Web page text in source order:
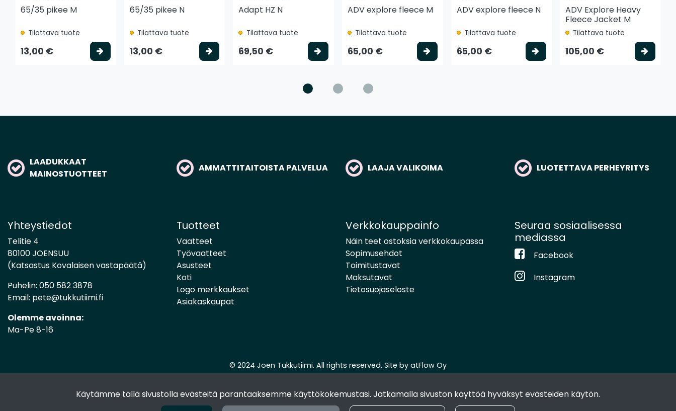
Käytämme tällä sivustolla evästeitä parantaaksemme käyttökokemustasi. Jatkamalla sivuston käyttöä hyväksyt evästeiden käytön.
65/35 pikee M
Tilattava tuote
13,00 € Valitse vaihtoehto
65/35 pikee N
Tilattava tuote
13,00 € Valitse vaihtoehto
Adapt HZ N
Tilattava tuote
69,50 € Valitse vaihtoehto
ADV explore fleece M
Tilattava tuote
65,00 € Valitse vaihtoehto
ADV explore fleece N
Tilattava tuote
65,00 € Valitse vaihtoehto
ADV Explore Heavy
Fleece Jacket M
Tilattava tuote
105,00 €
LAADUKKAAT
MAINOSTUOTTEET
AMMATTITAITOISTA PALVELUA LAAJA VALIKOIMA LUOTETTAVA PERHEYRITYS
Yhteystiedot
Telitie 4
80100 JOENSUU
(Katsastus Kovalaisen vastapäätä)
Puhelin: 050 582 3878
Email: pete@tukkutiimi.fi
Olemme avoinna:
Ma-Pe 8-16
Tuotteet
Vaatteet
Työvaatteet
Asusteet
Koti
Logo merkkaukset
Asiakaskaupat
Verkkokauppainfo
Näin teet ostoksia verkkokaupassa
Sopimusehdot
Toimitustavat
Maksutavat
Tietosuojaseloste
Seuraa sosiaalisessa
mediassa
Facebook
Instagram
© 2024 Joen Tukkutiimi. All rights reserved. Site by atFlow Oy